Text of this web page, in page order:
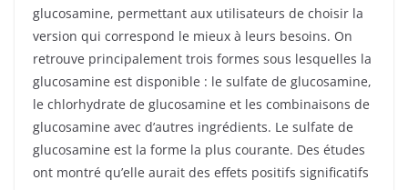
glucosamine, permettant aux utilisateurs de choisir la
version qui correspond le mieux à leurs besoins. On
retrouve principalement trois formes sous lesquelles la
glucosamine est disponible : le sulfate de glucosamine,
le chlorhydrate de glucosamine et les combinaisons de
glucosamine avec d’autres ingrédients. Le sulfate de
glucosamine est la forme la plus courante. Des études
ont montré qu’elle aurait des effets positifs significatifs